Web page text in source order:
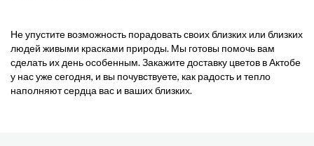
Не упустите возможность порадовать своих близких или близких
людей живыми красками природы. Мы готовы помочь вам
сделать их день особенным. Закажите доставку цветов в Актобе
у нас уже сегодня, и вы почувствуете, как радость и тепло
наполняют сердца вас и ваших близких.